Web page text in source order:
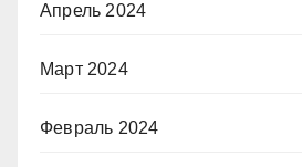
Апрель 2024
Март 2024
Февраль 2024